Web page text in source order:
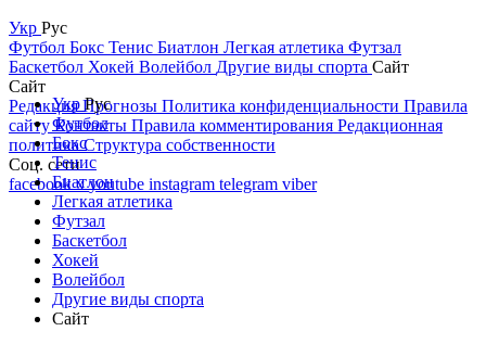
Укр Рус
Футбол Бокс Тенис Биатлон Легкая атлетика Футзал
Баскетбол Хокей Волейбол Другие виды спорта Сайт
Сайт
РедакцияПрогнозы Политика конфиденциальности Правила
сайтуКонтакты Правила комментирования Редакционная
политикаСтруктура собственности
Соц. сети
facebookxyoutube instagram telegram viber
УкрРус
Футбол
Бокс
Тенис
Биатлон
Легкая атлетика
Футзал
Баскетбол
Хокей
Волейбол
Другие виды спорта
Сайт